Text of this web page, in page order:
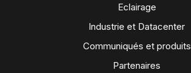
Eclairage
Industrie et Datacenter
Communiqués et produits
Partenaires